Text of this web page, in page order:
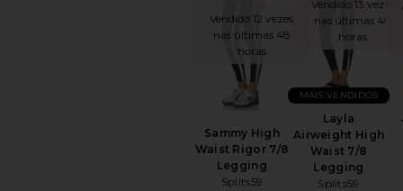
Vendido 12 vezes
nas últimas 48
horas
Sammy High
Waist Rigor 7/8
Legging
Splits59
Vendido 13 vezes
nas últimas 48
horas
Layla
Airweight High
Waist 7/8
Legging
Splits59
MAIS VENDIDOS